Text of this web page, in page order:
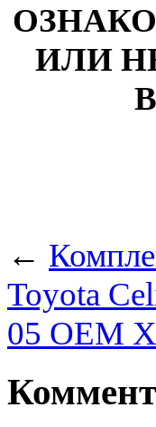
ИЛИ
←
Toyota
05 OEM